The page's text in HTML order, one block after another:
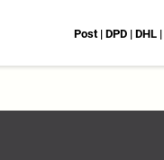
Post | DPD | DHL